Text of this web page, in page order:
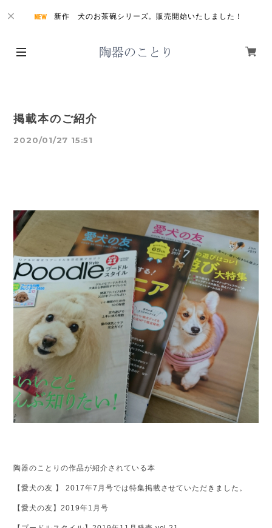
新作 犬のお茶碗シリーズ。販売開始いたしました！
掲載本のご紹介
2020/01/27 15:51
陶器のことりの作品が紹介されている本
【愛犬の友 】 2017年7月号では特集掲載させていただきました。
【愛犬の友】2019年1月号